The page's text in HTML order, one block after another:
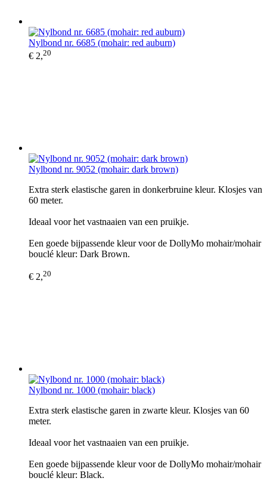
Nylbond nr. 6685 (mohair: red auburn)
€ 2,20
Nylbond nr. 9052 (mohair: dark brown)
Extra sterk elastische garen in donkerbruine kleur. Klosjes van
60 meter.
Ideaal voor het vastnaaien van een pruikje.
Een goede bijpassende kleur voor de DollyMo mohair/mohair
bouclé kleur: Dark Brown.
€ 2,20
Nylbond nr. 1000 (mohair: black)
Extra sterk elastische garen in zwarte kleur. Klosjes van 60
meter.
Ideaal voor het vastnaaien van een pruikje.
Een goede bijpassende kleur voor de DollyMo mohair/mohair
bouclé kleur: Black.